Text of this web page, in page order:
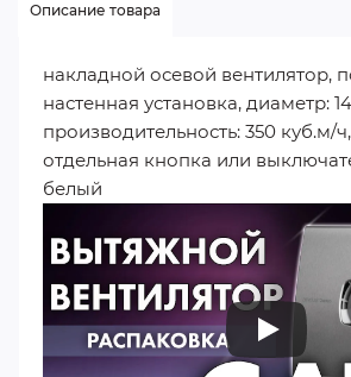
Описание товара
накладной осевой вентилятор,
настенная установка, диаметр:
производительность: 350 куб.м/ч,
отдельная кнопка или
белый